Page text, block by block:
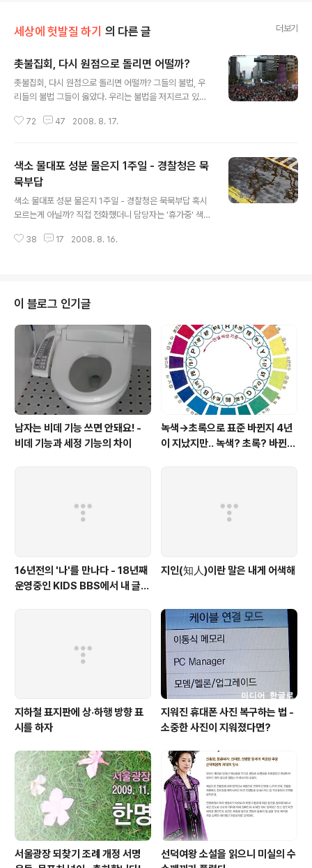
세상에 헛발질 하기 의 다른 글 더보기
촛불집회, 다시 원점으로 돌리면 어떨까?
촛불집회, 다시 원점으로 돌리면 어떨까? 그들의 불법, 우
리들의 불법 그들이 옳았다. 우리는 불법을 저지르고 있었
원하지도 않았지만, 우리들의 범죄는 그보다 더 컸다. 그들
위대'라는 딱지를 붙여주었다. 그들이 무서워하는 것은 오
직 하나다. 우리가 모이는 것. 우리가 점점 커지는 것. 그 모
임의 크기가 자신들이 감당할 수 없을만큼 되는 것. 그렇다.
우리는 범죄자다. 하지만, 적어도 나라를 위협에 처하게 하
회가 있었다 작은 집회로 시작되었다. 그리고 조금 커졌다.
72 47 2008. 8. 17.
색소 물대포 성분 물은지 1주일 - 경찰청은 묵
묵부답
색소 물대포 성분 물은지 1주일 - 경찰청은 묵묵부답 혹시
모르는게 아닐까? 직접 전화했더니 담당자는 '휴가중' 색소
를 연상시키는 빨간 색소물대포가 '국민'에게 쏘아졌다. 나
다. ▲ 지난 8월 5일 종로 일대에 뿌려진 '색소 물대포' 성
분이 무엇인지 정말 '피'를 연상시키며 역겨운 냄새가 났다.
(국민이 빨갱이인줄 알았나보다) 8월 15일 광복절에는 파
란색으로 바꾸었다. (국민이 스머프인줄 알았나보다) 지난
8월 5일 종로 일대에 발포한 색소 물대포의 성분이 알고
싶습니다..
38 17 2008. 8. 16.
이 블로그 인기글
남자는 비데 기능 쓰면 안돼요! -
비데 기능과 세정 기능의 차이
녹색→초록으로 표준 바뀐지 4년
이 지났지만.. 녹색? 초록? 바뀐
16년전의 '나'를 만나다 - 18년째
운영중인 KIDS BBS에서 내 글을
지인(知人)이란 말은 내게 어색해
지하철 표지판에 상·하행 방향 표
시를 하자
지워진 휴대폰 사진 복구하는 법 -
소중한 사진이 지워졌다면?
서울광장 되찾기 조례 개정 서명
선덕여왕 소설을 읽으니 미실의 수